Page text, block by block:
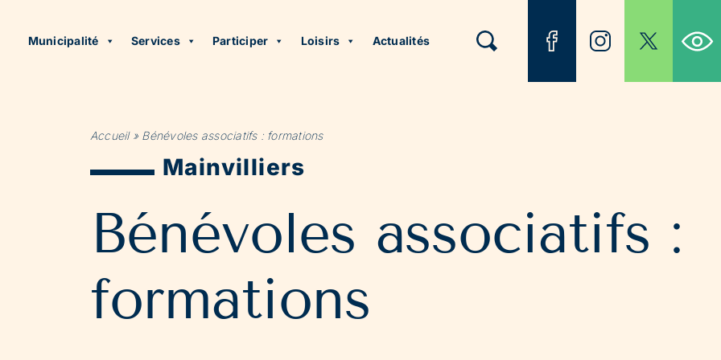
Municipalité Services Participer Loisirs Actualités
Accueil» Bénévoles associatifs : formations
Mainvilliers
Bénévoles associatifs :
formations